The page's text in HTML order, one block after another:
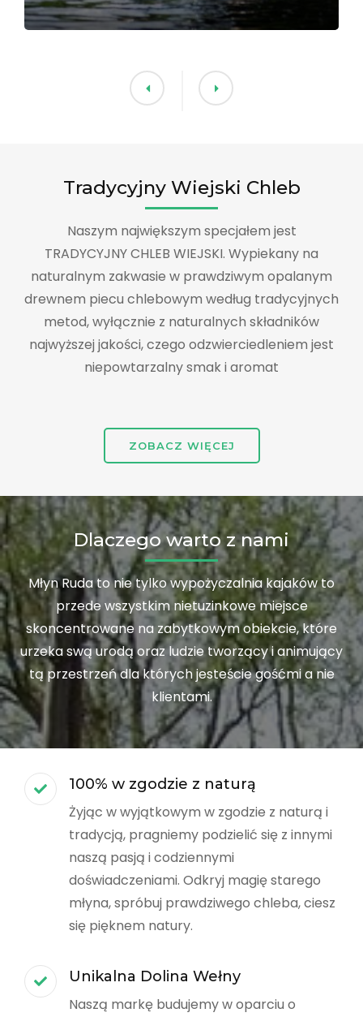
Tradycyjny Wiejski Chleb
Naszym największym specjałem jest
TRADYCYJNY CHLEB WIEJSKI. Wypiekany na
naturalnym zakwasie w prawdziwym opalanym
drewnem piecu chlebowym według tradycyjnych
metod, wyłącznie z naturalnych składników
najwyższej jakości, czego odzwierciedleniem jest
niepowtarzalny smak i aromat
ZOBACZ WIĘCEJ
Dlaczego warto z nami
Młyn Ruda to nie tylko wypożyczalnia kajaków to
przede wszystkim nietuzinkowe miejsce
skoncentrowane na zabytkowym obiekcie, które
urzeka swą urodą oraz ludzie tworzący i animujący
tą przestrzeń dla których jesteście gośćmi a nie
klientami.
100% w zgodzie z naturą
Żyjąc w wyjątkowym w zgodzie z naturą i
tradycją, pragniemy podzielić się z innymi
naszą pasją i codziennymi
doświadczeniami. Odkryj magię starego
młyna, spróbuj prawdziwego chleba, ciesz
się pięknem natury.
Unikalna Dolina Wełny
Naszą markę budujemy w oparciu o